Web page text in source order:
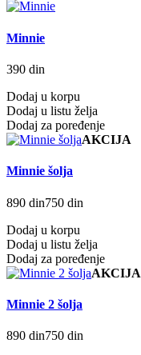
Minnie
390 din
Dodaj u korpu
Dodaj u listu želja
Dodaj za poređenje
AKCIJA
Minnie šolja
890 din750 din
Dodaj u korpu
Dodaj u listu želja
Dodaj za poređenje
AKCIJA
Minnie 2 šolja
890 din750 din